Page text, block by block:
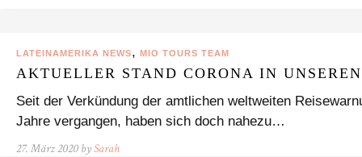
LATEINAMERIKA NEWS, MIO TOURS TEAM
AKTUELLER STAND CORONA IN
Seit der Verkündung der amtlichen weltweiten
Jahre vergangen, haben sich doch nahezu…
27. März 2020 bySarah